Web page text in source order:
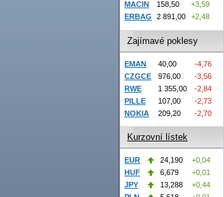
MACIN
158,50
+3,59
ERBAG
2 891,00 +2,48
Zajímavé poklesy
EMAN 40,00
-4,76
CZGCE
976,00
-3,56
RWE
1 355,00
-2,84
PILLE
107,00
-2,73
NOKIA
209,20 -2,70
Kurzovní lístek
EUR 24,190
+0,04
HUF
6,679
+0,01
JPY
13,288
+0,44